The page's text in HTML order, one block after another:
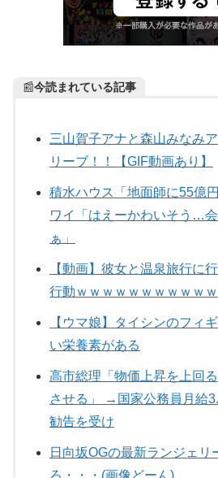
📰今読まれている記事
三山賀子アナと森山みなみ
リーブ！！【GIF動画あり】
積水ハウス「地面師に55億
ワイ「はえーかわいそう…
ぁ」
【動画】彼女と温泉旅行に
行動ｗｗｗｗｗｗｗｗｗｗｗ
【ウマ娘】タイシンのフィ
い栄養素がある
高市総理「物価上昇を上回
させる」 →国家公務員月給
勧告を受け
日向坂OGの最新ランジェリ
ろ・・・(画像どーん)